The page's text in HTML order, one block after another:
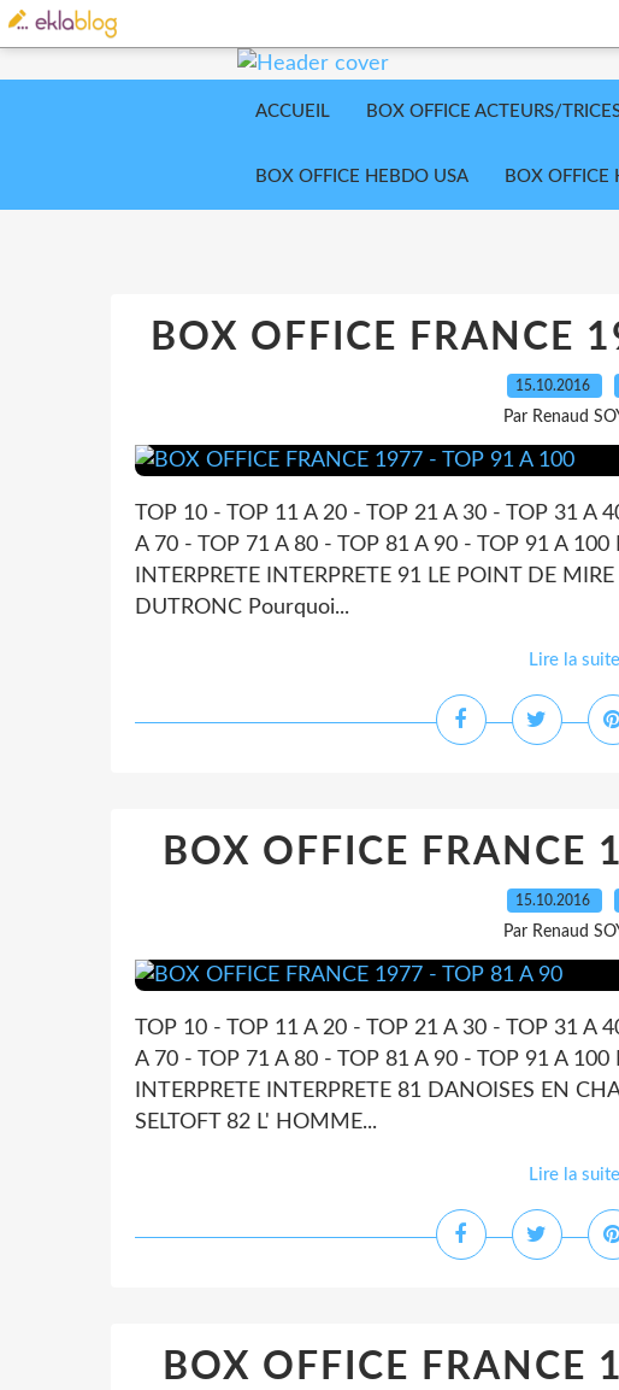
ACCUEIL BOX OFFICE ACTEURS/
BOX OFFICE HEBDO USA BOX OFFICE
BOX OFFICE FRANCE
15.10.2016
Par Renaud
TOP 10 - TOP 11 A 20 - TOP 21 A 30 - TOP 31 A
A 70 - TOP 71 A 80 - TOP 81 A 90 - TOP 91 A 100
INTERPRETE INTERPRETE 91 LE POINT DE
DUTRONC Pourquoi...
Lire la suite
BOX OFFICE FRANCE
15.10.2016
Par Renaud
TOP 10 - TOP 11 A 20 - TOP 21 A 30 - TOP 31 A
A 70 - TOP 71 A 80 - TOP 81 A 90 - TOP 91 A 100
INTERPRETE INTERPRETE 81 DANOISES EN
SELTOFT 82 L' HOMME...
Lire la suite
BOX OFFICE FRANCE